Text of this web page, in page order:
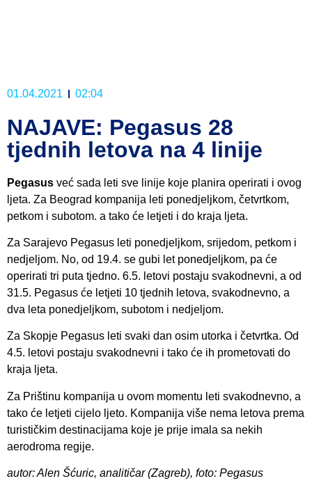
01.04.2021 02:04
NAJAVE: Pegasus 28
tjednih letova na 4 linije
Pegasus već sada leti sve linije koje planira operirati i ovog
ljeta. Za Beograd kompanija leti ponedjeljkom, četvrtkom,
petkom i subotom. a tako će letjeti i do kraja ljeta.
Za Sarajevo Pegasus leti ponedjeljkom, srijedom, petkom i
nedjeljom. No, od 19.4. se gubi let ponedjeljkom, pa će
operirati tri puta tjedno. 6.5. letovi postaju svakodnevni, a od
31.5. Pegasus će letjeti 10 tjednih letova, svakodnevno, a
dva leta ponedjeljkom, subotom i nedjeljom.
Za Skopje Pegasus leti svaki dan osim utorka i četvrtka. Od
4.5. letovi postaju svakodnevni i tako će ih prometovati do
kraja ljeta.
Za Prištinu kompanija u ovom momentu leti svakodnevno, a
tako će letjeti cijelo ljeto. Kompanija više nema letova prema
turističkim destinacijama koje je prije imala sa nekih
aerodroma regije.
autor: Alen Šćuric, analitičar (Zagreb), foto: Pegasus